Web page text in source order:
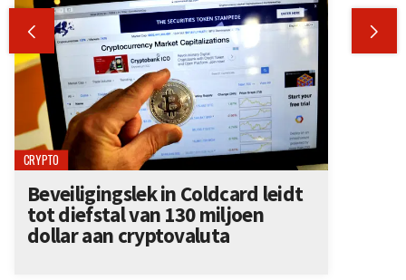
 
CRYPTO
Beveiligingslek in Coldcard leidt
tot diefstal van 130 miljoen
dollar aan cryptovaluta